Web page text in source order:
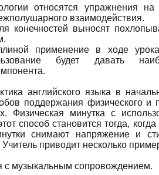
относятся упражнения
взаимодействия.
конечностей выносят
применение в ходе
будет давать
английского языка в
поддержания физического и
Физическая минутка с
способ становится тогда,
снимают напряжение и
приводит несколько
с музыкальным сопровождением.